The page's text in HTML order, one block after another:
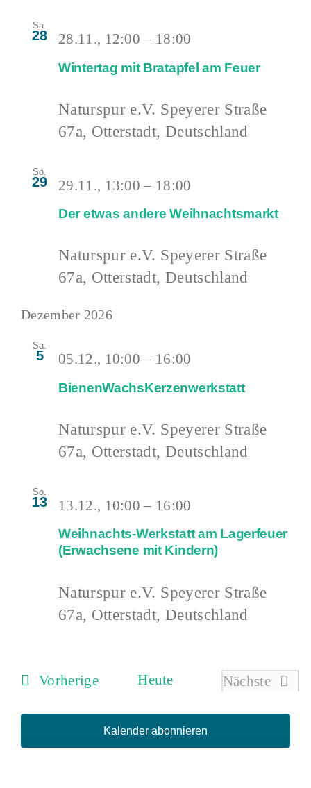
Sa.
28
Wintertag mit Bratapfel am Feuer
28.11., 12:00 – 18:00
Naturspur e.V. Speyerer Straße
67a, Otterstadt, Deutschland
So.
29
Der etwas andere Weihnachtsmarkt
29.11., 13:00 – 18:00
Naturspur e.V. Speyerer Straße
67a, Otterstadt, Deutschland
Dezember 2026
Sa.
5
BienenWachsKerzenwerkstatt
05.12., 10:00 – 16:00
Naturspur e.V. Speyerer Straße
67a, Otterstadt, Deutschland
So.
13
Weihnachts-Werkstatt am Lagerfeuer
(Erwachsene mit Kindern)
13.12., 10:00 – 16:00
Naturspur e.V. Speyerer Straße
67a, Otterstadt, Deutschland
VorherigeVeranstaltungen
Heute
Nächste
Kalender abonnieren